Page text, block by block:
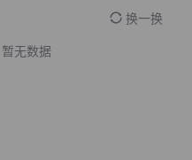
换一换
暂无数据